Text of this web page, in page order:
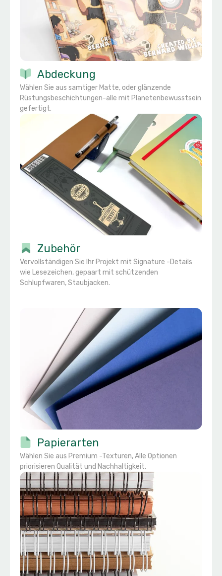
Abdeckung
Wählen Sie aus samtiger Matte, oder glänzende
Rüstungsbeschichtungen-alle mit Planetenbewusstsein
gefertigt.
Zubehör
Vervollständigen Sie Ihr Projekt mit Signature -Details
wie Lesezeichen, gepaart mit schützenden
Schlupfwaren, Staubjacken.
Papierarten
Wählen Sie aus Premium -Texturen, Alle Optionen
priorisieren Qualität und Nachhaltigkeit.